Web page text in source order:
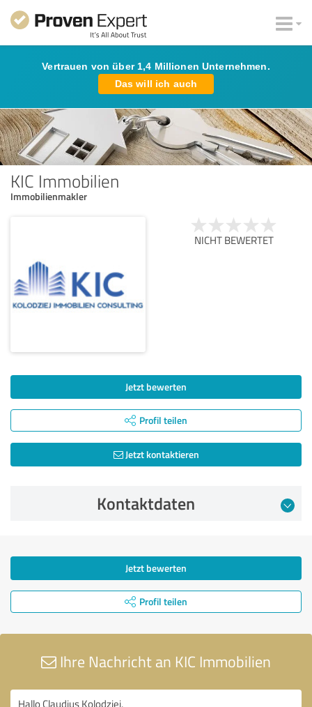
Vertrauen von über 1,4 Millionen Unternehmen.
Das will ich auch
KIC Immobilien
Immobilienmakler
NICHT BEWERTET
Jetzt bewerten
Profil teilen
Jetzt kontaktieren
Kontaktdaten
Jetzt bewerten
Profil teilen
Ihre Nachricht an KIC Immobilien